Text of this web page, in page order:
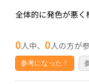
全体的に発色が悪
0人中、0人の方が
参考になった！